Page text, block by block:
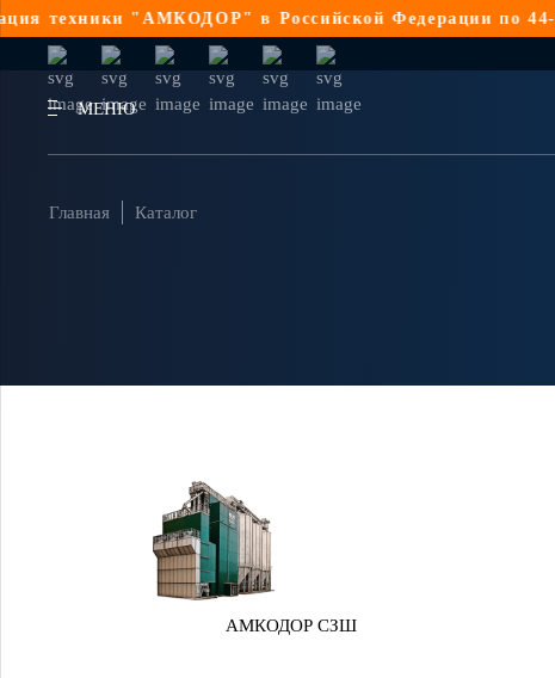
техники "АМКОДОР" в Российской Федерации по 44-ФЗ
МЕНЮ
Главная Каталог
АМКОДОР СЗШ